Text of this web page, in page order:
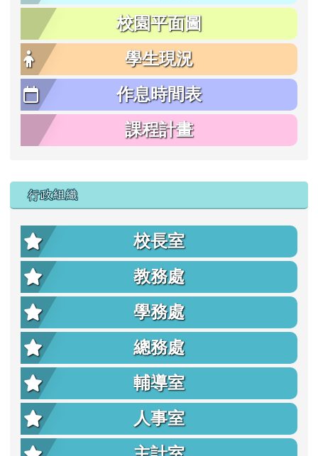
校園平面圖
學生現況
作息時間表
課程計畫
行政組織
校長室
教務處
學務處
總務處
輔導室
人事室